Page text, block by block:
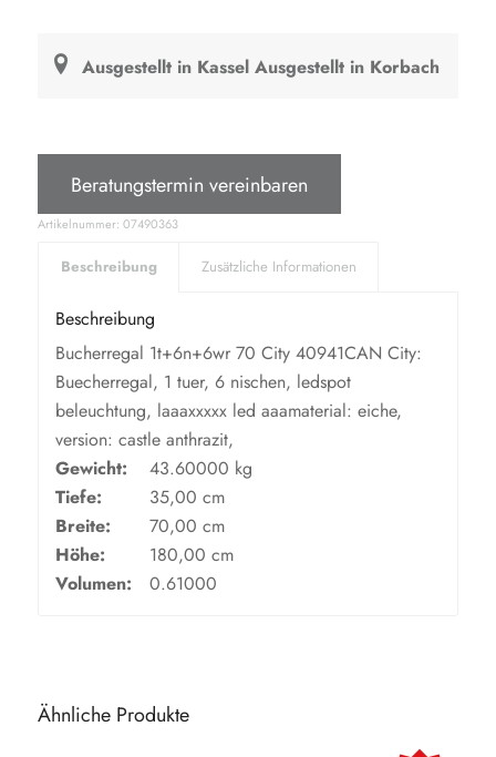
Ausgestellt in Kassel Ausgestellt in Korbach
Beratungstermin vereinbaren
Artikelnummer: 07490363
Beschreibung Zusätzliche Informationen
Beschreibung
Bucherregal 1t+6n+6wr 70 City 40941CAN City:
Buecherregal, 1 tuer, 6 nischen, ledspot
beleuchtung, laaaxxxxx led aaamaterial: eiche,
version: castle anthrazit,
Gewicht:
43.60000 kg
Tiefe:
35,00 cm
Breite:
70,00 cm
Höhe:
180,00 cm
Volumen:
0.61000
Ähnliche Produkte